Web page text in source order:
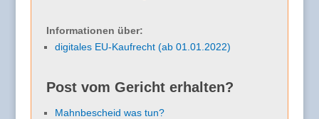
Informationen über:
digitales EU-Kaufrecht (ab 01.01.2022)
Post vom Gericht erhalten?
Mahnbescheid was tun?